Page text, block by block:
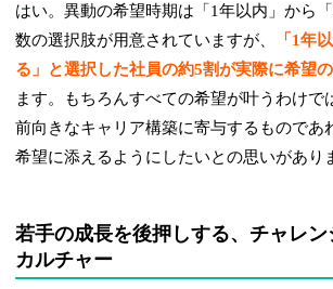
はい。異動の希望時期は「1年以内」から
数の選択肢が用意されていますが、
「1年
る」と選択した社員の約5割が実際に希望
ます。もちろんすべての希望が叶うわけで
前向きなキャリア構築に寄与するものであ
希望に添えるようにしたいとの思いがあり
若手の成長を後押しする、チャレ
カルチャー